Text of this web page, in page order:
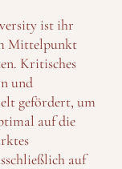
ist ihr
Mittelpunkt
Kritisches
und
gefördert, um
auf die
auf